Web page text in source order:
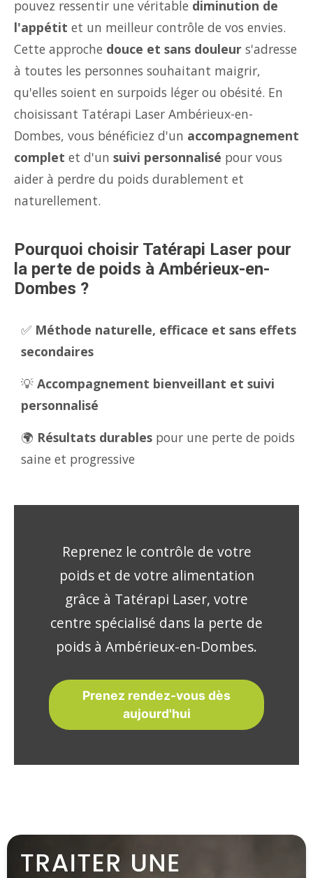
pouvez ressentir une véritable diminution de
l'appétit et un meilleur contrôle de vos envies.
Cette approche douce et sans douleur s'adresse
à toutes les personnes souhaitant maigrir,
qu'elles soient en surpoids léger ou obésité. En
choisissant Tatérapi Laser Ambérieux-en-
Dombes, vous bénéficiez d'un accompagnement
complet et d'un suivi personnalisé pour vous
aider à perdre du poids durablement et
naturellement.
Pourquoi choisir Tatérapi Laser pour
la perte de poids à Ambérieux-en-
Dombes ?
✅ Méthode naturelle, efficace et sans effets
secondaires
💡 Accompagnement bienveillant et suivi
personnalisé
🌍 Résultats durables pour une perte de poids
saine et progressive
Reprenez le contrôle de votre
poids et de votre alimentation
grâce à Tatérapi Laser, votre
centre spécialisé dans la perte de
poids à Ambérieux-en-Dombes.
Prenez rendez-vous dès
aujourd'hui